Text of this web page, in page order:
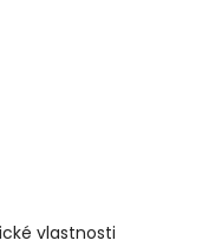
vlastnosti